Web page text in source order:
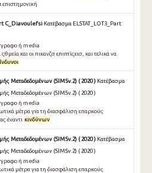
επιστημονική
C_Diavoulefsi Κατέβασμα ELSTAT_LOT3_Part
ή media
και οι πικανζσ επιπτϊςεισ, και τελικά να
Μεταδεδομένων (SIMSv.2) ( 2020 ) Κατέβασμα
Μεταδεδομένων (SIMSv.2) ( 2020 )
ή media
μέτρα για τη διασφάλιση επαρκούς
έναντι κινδύνων
Μεταδεδομένων (SIMSv.2) ( 2020 ) Κατέβασμα
Μεταδεδομένων (SIMSv.2) ( 2020 )
ή media
μέτρα για τη διασφάλιση επαρκούς